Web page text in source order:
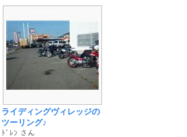
ライディングヴィレッジの
ツーリング♪
ﾄﾞﾚﾝ さん